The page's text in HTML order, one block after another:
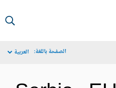
الصفحة باللغة: العربية